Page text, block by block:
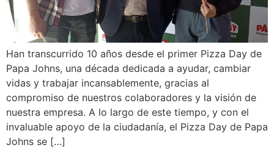
Han transcurrido 10 años desde el primer Pizza Day de
Papa Johns, una década dedicada a ayudar, cambiar
vidas y trabajar incansablemente, gracias al
compromiso de nuestros colaboradores y la visión de
nuestra empresa. A lo largo de este tiempo, y con el
invaluable apoyo de la ciudadanía, el Pizza Day de Papa
Johns se […]